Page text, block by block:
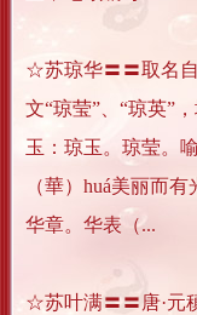
☆苏琼华〓〓取名
文“琼莹”、“琼英
玉：琼玉。琼莹。
（華）huá美丽而
华章。华表（...
☆苏叶满〓〓唐·元